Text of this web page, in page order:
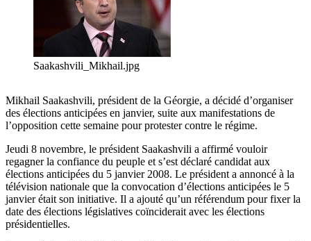
Saakashvili_Mikhail.jpg
Mikhail Saakashvili, président de la Géorgie, a décidé d’organiser
des élections anticipées en janvier, suite aux manifestations de
l’opposition cette semaine pour protester contre le régime.
Jeudi 8 novembre, le président Saakashvili a affirmé vouloir
regagner la confiance du peuple et s’est déclaré candidat aux
élections anticipées du 5 janvier 2008. Le président a annoncé à la
télévision nationale que la convocation d’élections anticipées le 5
janvier était son initiative. Il a ajouté qu’un référendum pour fixer la
date des élections législatives coïnciderait avec les élections
présidentielles.